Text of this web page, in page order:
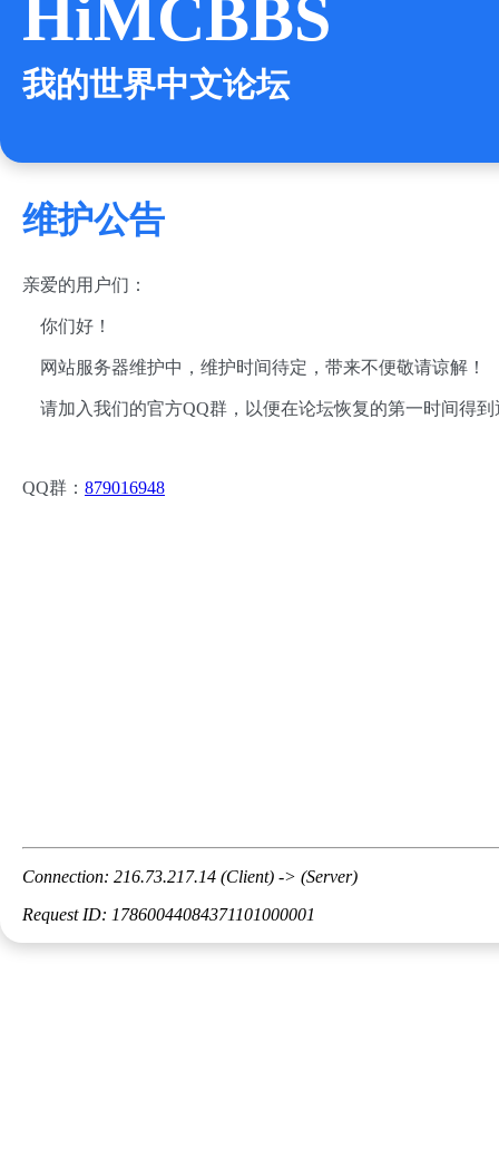
HiMCBBS
我的世界中文论坛
维护公告
亲爱的用户们：
你们好！
网站服务器维护中，维护时间待定，带来不便敬请谅解！
请加入我们的官方QQ群，以便在论坛恢复的第一时间得到
QQ群： 879016948
Connection: 216.73.217.14 (Client) -> (Server)
Request ID: 17860044084371101000001